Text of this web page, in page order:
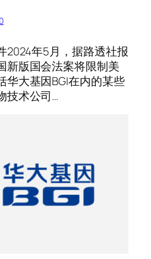
2024年5月，据路透社报
新版国会法案将限制美
华大基因BGI在内的某些
技术公司…